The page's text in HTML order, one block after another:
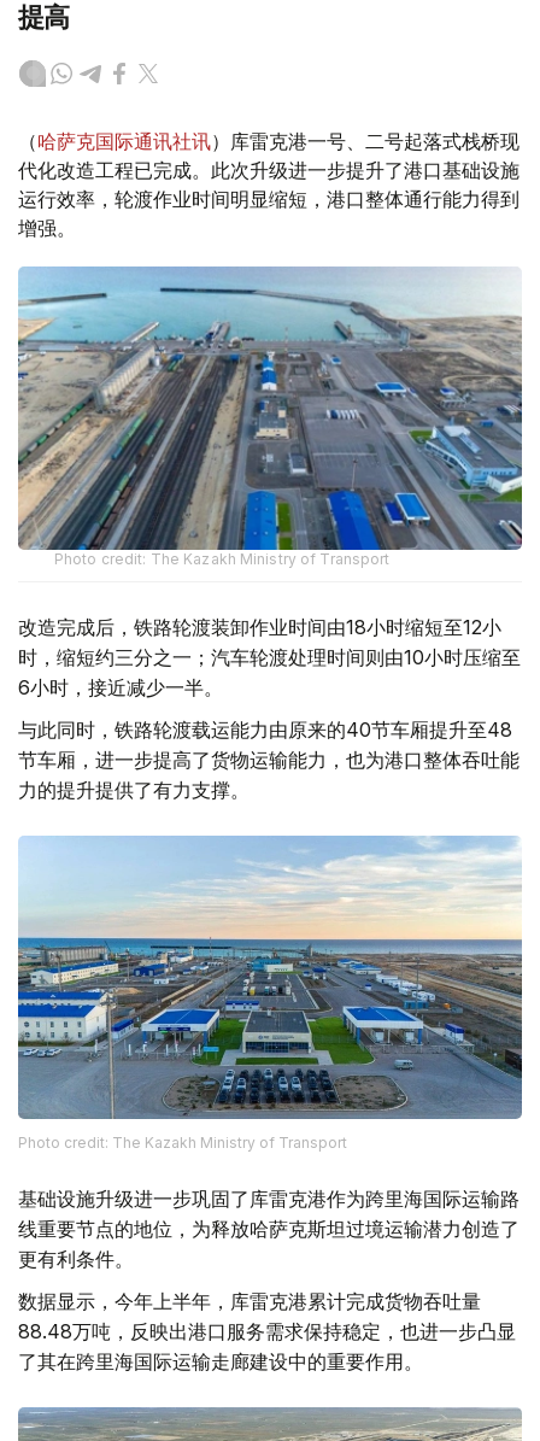
提高
（哈萨克国际通讯社讯）库雷克港一号、二号起落式栈桥现
代化改造工程已完成。此次升级进一步提升了港口基础设施
运行效率，轮渡作业时间明显缩短，港口整体通行能力得到
增强。
Photo credit: The Kazakh Ministry of Transport
改造完成后，铁路轮渡装卸作业时间由18小时缩短至12小
时，缩短约三分之一；汽车轮渡处理时间则由10小时压缩至
6小时，接近减少一半。
与此同时，铁路轮渡载运能力由原来的40节车厢提升至48
节车厢，进一步提高了货物运输能力，也为港口整体吞吐能
力的提升提供了有力支撑。
Photo credit: The Kazakh Ministry of Transport
基础设施升级进一步巩固了库雷克港作为跨里海国际运输路
线重要节点的地位，为释放哈萨克斯坦过境运输潜力创造了
更有利条件。
数据显示，今年上半年，库雷克港累计完成货物吞吐量
88.48万吨，反映出港口服务需求保持稳定，也进一步凸显
了其在跨里海国际运输走廊建设中的重要作用。